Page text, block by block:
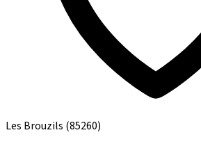
Les Brouzils (85260)